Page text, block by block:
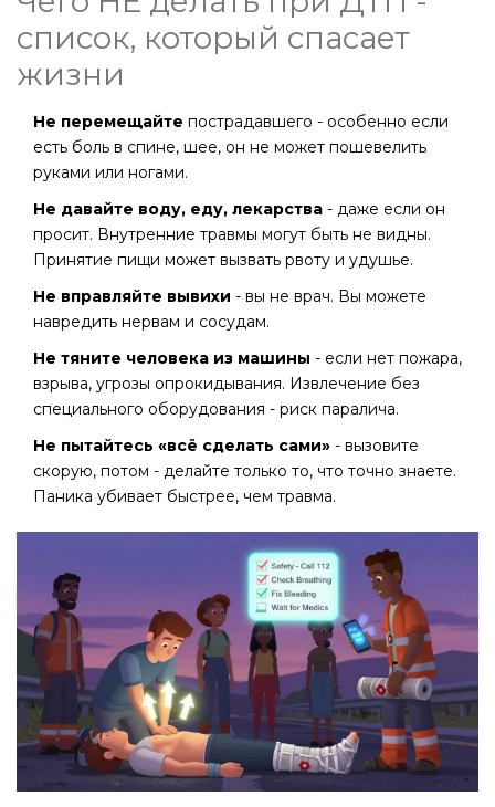
список, который спасает
жизни
Не перемещайте пострадавшего - особенно если
есть боль в спине, шее, он не может пошевелить
руками или ногами.
Не давайте воду, еду, лекарства - даже если он
просит. Внутренние травмы могут быть не видны.
Принятие пищи может вызвать рвоту и удушье.
Не вправляйте вывихи - вы не врач. Вы можете
навредить нервам и сосудам.
Не тяните человека из машины - если нет пожара,
взрыва, угрозы опрокидывания. Извлечение без
специального оборудования - риск паралича.
Не пытайтесь «всё сделать сами» - вызовите
скорую, потом - делайте только то, что точно знаете.
Паника убивает быстрее, чем травма.